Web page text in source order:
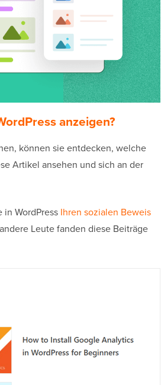
anzeigen?
können sie entdecken, welche
Artikel ansehen und sich an der
WordPress Ihren sozialen Beweis
Leute fanden diese Beiträge